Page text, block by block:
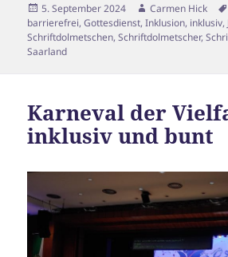
Veröffentlicht
am
5. September 2024 Autor
Carmen Hick
barrierefrei,Gottesdienst,Inklusion, inklusiv,
Schriftdolmetschen,Schriftdolmetscher,
Saarland
Karneval der
inklusiv und bunt